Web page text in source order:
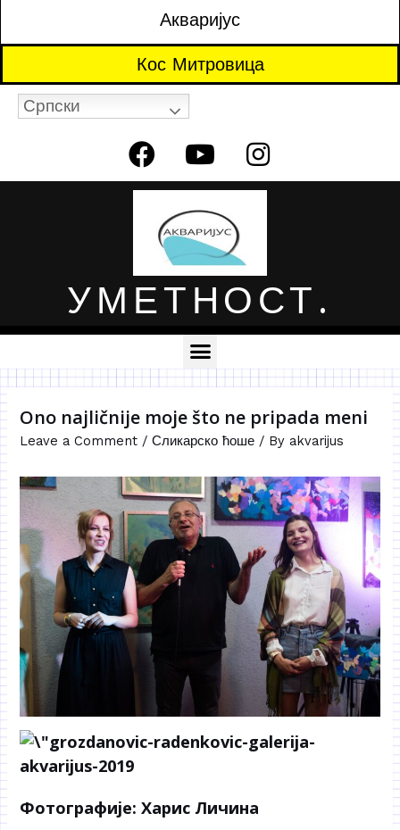
Акваријус
Кос Митровица
Српски
УМЕТНОСТ.
Ono najličnije moje što ne pripada meni
Leave a Comment /Сликарско ћоше / By akvarijus
Фотографије: Харис Личина